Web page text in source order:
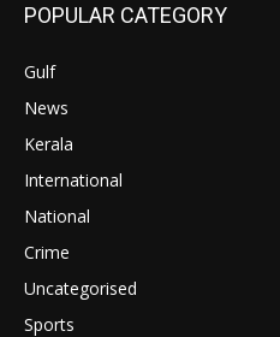
POPULAR CATEGORY
Gulf
News
Kerala
International
National
Crime
Uncategorised
Sports